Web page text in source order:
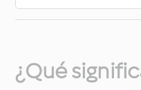
¿Qué